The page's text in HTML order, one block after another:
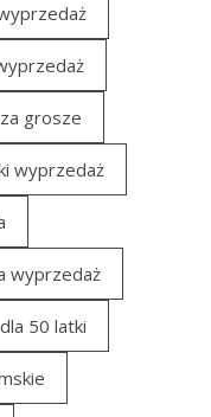
grosze
wyprzedaż
wyprzedaż
50 latki